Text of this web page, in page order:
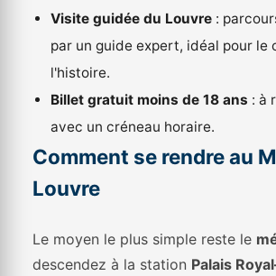
Visite guidée du Louvre :
par un guide expert, idéal pour le
l'histoire.
Billet gratuit moins de 18 ans : à
avec un créneau horaire.
Comment se rendre au
Louvre
Le moyen le plus simple reste le
descendez à la station Palais